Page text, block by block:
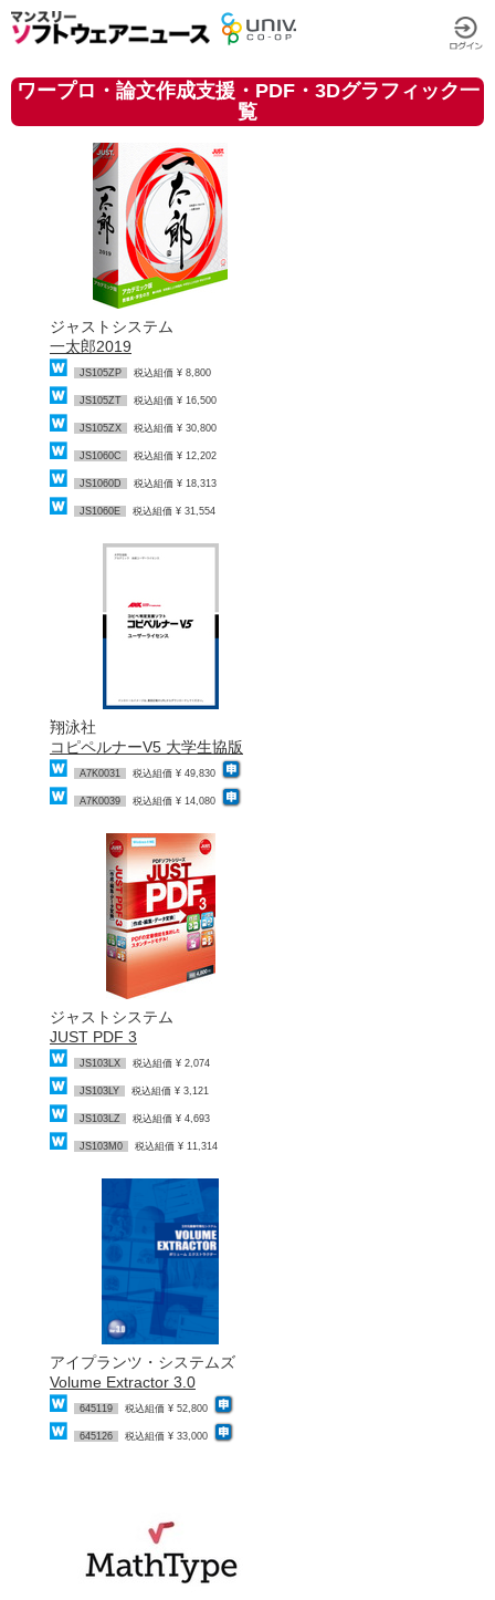
ワープロ・論文作成支援・PDF・3Dグラフィック一
覧
ジャストシステム
一太郎2019
JS105ZP 税込組価 ¥ 8,800
JS105ZT 税込組価 ¥ 16,500
JS105ZX 税込組価 ¥ 30,800
JS1060C 税込組価 ¥ 12,202
JS1060D 税込組価 ¥ 18,313
JS1060E 税込組価 ¥ 31,554
翔泳社
コピペルナーV5 大学生協版
A7K0031 税込組価 ¥ 49,830
A7K0039 税込組価 ¥ 14,080
ジャストシステム
JUST PDF 3
JS103LX 税込組価 ¥ 2,074
JS103LY 税込組価 ¥ 3,121
JS103LZ 税込組価 ¥ 4,693
JS103M0 税込組価 ¥ 11,314
アイプランツ・システムズ
Volume Extractor 3.0
645119 税込組価 ¥ 52,800
645126 税込組価 ¥ 33,000